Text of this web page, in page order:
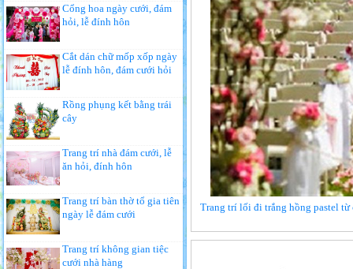
Cổng hoa ngày cưới, đám
hỏi, lễ đính hôn
Cắt dán chữ mốp xốp ngày
lễ đính hôn, đám cưới hỏi
Rồng phụng kết bằng trái
cây
Trang trí nhà đám cưới, lễ
ăn hỏi, đính hôn
Trang trí bàn thờ tổ gia tiên
ngày lễ đám cưới
Trang trí không gian tiệc
cưới nhà hàng
Trang trí lối đi trắng hồng pastel từ